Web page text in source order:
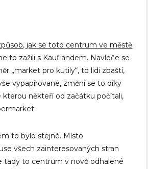
jak se toto centrum ve městě
to zažili s Kauflandem. Navleče se
„market pro kutily“, to lidi zbaští,
vypapírované, změní se to díky
kterou někteří od začátku počítali,
to bylo stejné. Místo
všech zainteresovaných stran
tady to centrum v nově odhalené